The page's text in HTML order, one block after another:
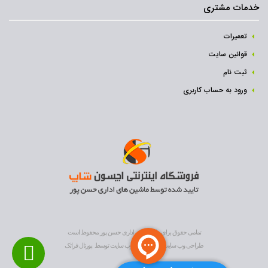
دستگاههای حضوروغیاب از نظر قابلیت شناسایی به انواع زیر
خدمات مشتری
تعمیرات
قوانین سایت
ثبت نام‌
ورود به حساب کاربری
تمامی حقوق برای ماشین های اداری حسن پور محفوظ است
طراحی وب سایت
و بهینه سازی وب سایتتوسط پورتال فراتک